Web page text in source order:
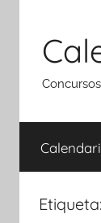
contenido
Etiqueta: